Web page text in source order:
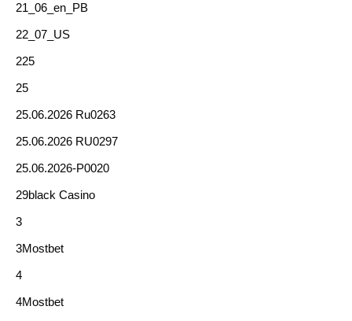
21_06_en_PB
22_07_US
225
25
25.06.2026 Ru0263
25.06.2026 RU0297
25.06.2026-P0020
29black Casino
3
3Mostbet
4
4Mostbet